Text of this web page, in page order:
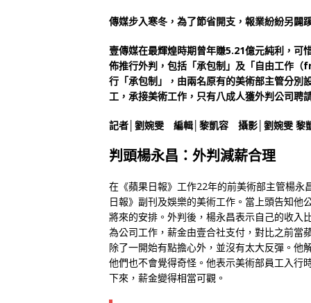
傳媒步入寒冬，為了節省開支，報業紛紛另闢
壹傳媒在最輝煌時期曾年賺5.21億元純利，可
佈推行外判，包括「承包制」及「自由工作
行「承包制」，由兩名原有的美術部主管分
工，承接美術工作，只有八成人獲外判公司聘
記者│劉婉雯 編輯│黎凱容 攝影│劉婉雯 黎
判頭楊永昌：外判減薪合理
在《蘋果日報》工作22年的前美術部主管楊
日報》副刊及娛樂的美術工作。當上頭告知他
將來的安排。外判後，楊永昌表示自己的收入
為公司工作，薪金由壹合社支付，對比之前當
除了一開始有點擔心外，並沒有太大反彈。他
他們也不會覺得奇怪。他表示美術部員工入行
下來，薪金變得相當可觀。